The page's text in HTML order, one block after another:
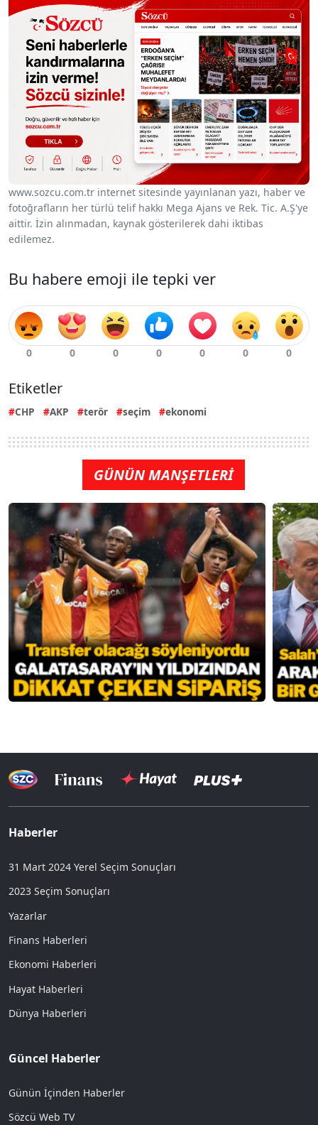
www.sozcu.com.tr internet sitesinde yayınlanan yazı, haber ve
fotoğrafların her türlü telif hakkı Mega Ajans ve Rek. Tic. A.Ş'ye
aittir. İzin alınmadan, kaynak gösterilerek dahi iktibas
edilemez.
Bu habere emoji ile tepki ver
Etiketler
CHP AKP terör seçim ekonomi
GÜNÜN MANŞETLERİ
Haberler
31 Mart 2024 Yerel Seçim Sonuçları
2023 Seçim Sonuçları
Yazarlar
Finans Haberleri
Ekonomi Haberleri
Hayat Haberleri
Dünya Haberleri
Güncel Haberler
Günün İçinden Haberler
Sözcü Web TV